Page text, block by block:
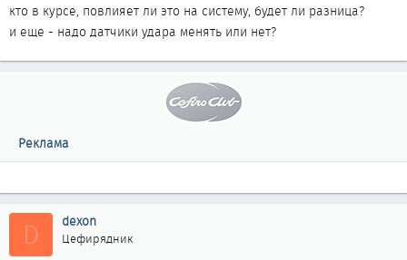
кто в курсе, повлияет ли это на систему, будет ли разница?
и еще - надо датчики удара менять или нет?
Реклама
D dexon
Цефирядник